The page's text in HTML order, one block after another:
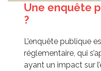
Une enquête
?
L’enquête publique
réglementaire, qui
ayant un impact sur